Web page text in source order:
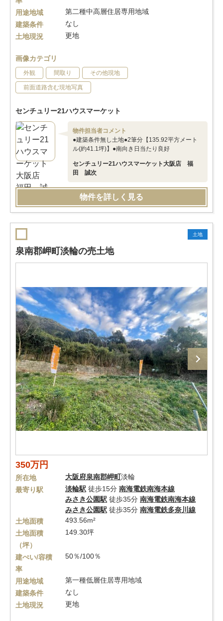
用途地域
第二種中高層住居専用地域
建築条件
なし
土地現況
更地
画像カテゴリ
外観 間取り その他現地
前面道路含む現地写真
センチュリー21ハウスマーケット
物件担当者コメント
●建築条件無し土地●2筆分【135.92平方メート
ル(約41.1坪)】●南向き日当たり良好
センチュリー21ハウスマーケット大阪店 福
田 誠次
物件を詳しく見る
土地
泉南郡岬町淡輪の売土地
350万円
所在地 大阪府泉南郡岬町淡輪
最寄り駅
淡輪駅 徒歩15分 南海電鉄南海本線
みさき公園駅 徒歩35分 南海電鉄南海本線
みさき公園駅 徒歩35分 南海電鉄多奈川線
土地面積
493.56m²
土地面積
（坪）
149.30坪
建ぺい/容積
率
50％/100％
用途地域
第一種低層住居専用地域
建築条件
なし
土地現況
更地